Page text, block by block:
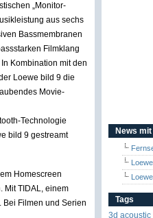
„Monitor-
aus sechs
Bassmembranen
Filmklang
Kombination mit den
Loewe bild 9 die
Movie-
Technologie
bild 9 gestreamt
Homescreen
Mit TIDAL, einem
Bei Filmen und Serien
News
Tags
3d acoustic